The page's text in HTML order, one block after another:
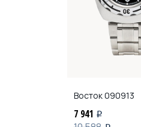
Восток090913
7 941 i